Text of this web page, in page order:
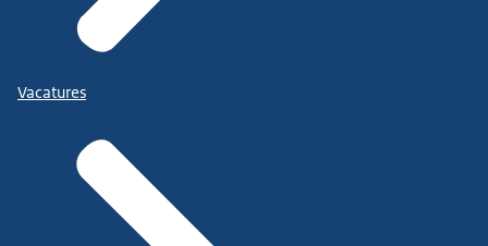
Vacatures